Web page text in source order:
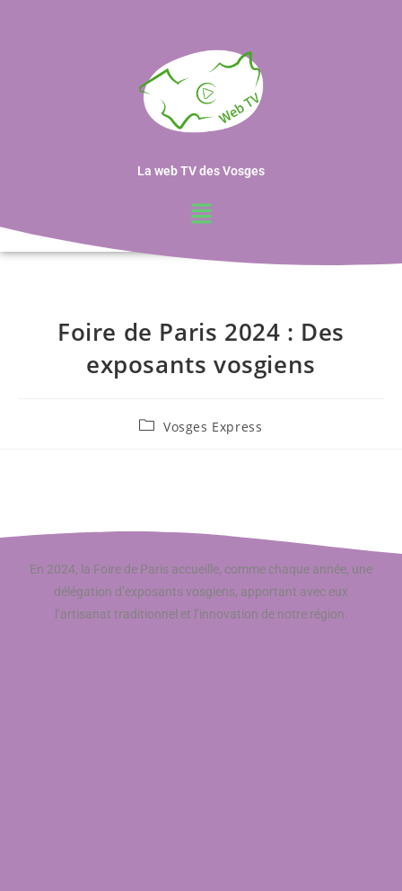
La web TV des Vosges
Foire de Paris 2024 : Des
exposants vosgiens
Vosges Express
En 2024, la Foire de Paris accueille, comme chaque année, une
délégation d’exposants vosgiens, apportant avec eux
l’artisanat traditionnel et l’innovation de notre région.